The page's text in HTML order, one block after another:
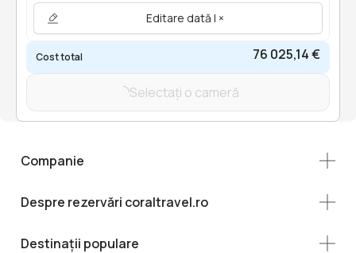
Editare dată | ×
Cost total 76 025,14 €
Selectați o cameră
Companie
Despre rezervări coraltravel.ro
Destinații populare